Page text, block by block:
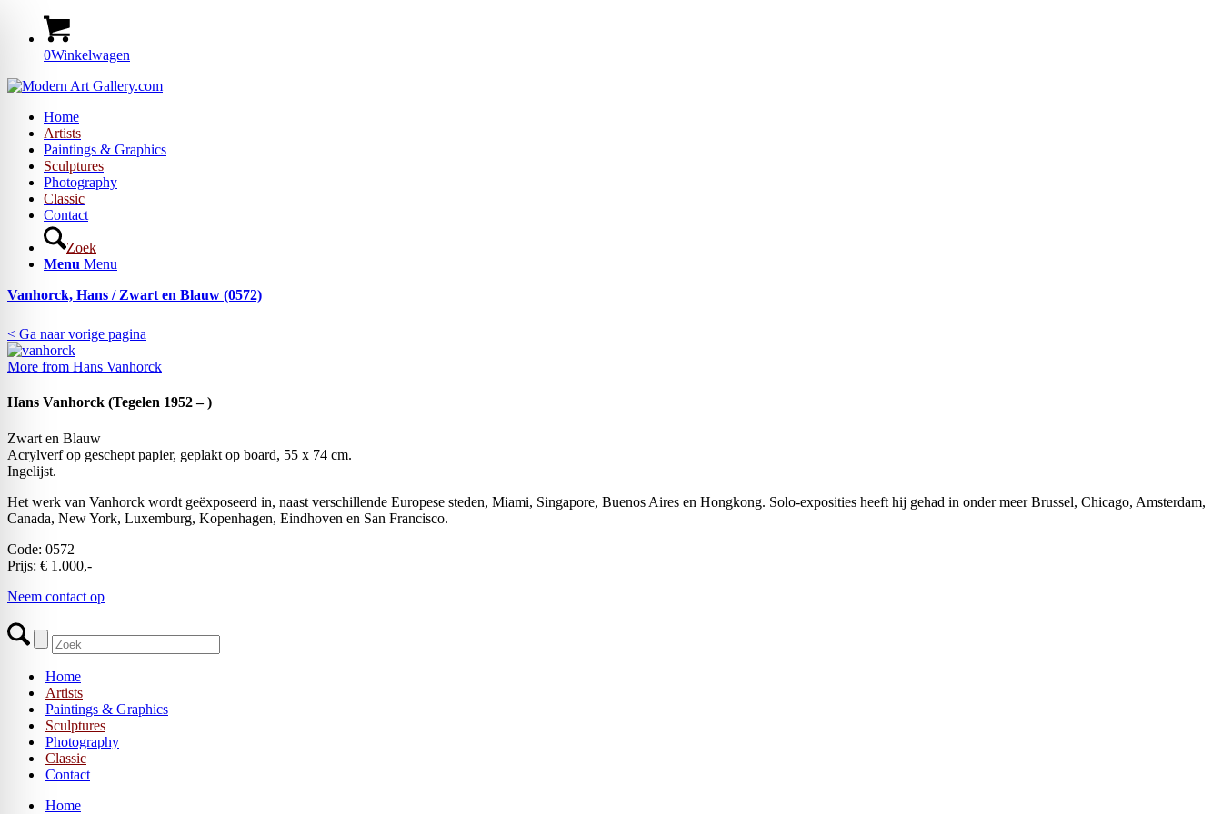
0Winkelwagen
Home
Artists
Paintings & Graphics
Sculptures
Photography
Classic
Contact
Zoek
Menu Menu
Vanhorck, Hans / Zwart en Blauw (0572)
< Ga naar vorige pagina
More from Hans Vanhorck
Hans Vanhorck (Tegelen 1952 – )
Zwart en Blauw
Acrylverf op geschept papier, geplakt op board, 55 x 74 cm.
Ingelijst.
Het werk van Vanhorck wordt geëxposeerd in, naast verschillende Europese steden, Miami, Singapore, Buenos Aires en Hongkong. Solo-exposities heeft hij gehad in onder meer Brussel, Chicago, Amsterdam,
Canada, New York, Luxemburg, Kopenhagen, Eindhoven en San Francisco.
Code: 0572
Prijs: € 1.000,-
Neem contact op
Home
Artists
Paintings & Graphics
Sculptures
Photography
Classic
Contact
Home